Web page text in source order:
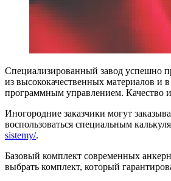
Специализированный завод успешно
из высококачественных материалов и
программным управлением. Качество
Иногородние заказчики могут
воспользоваться специальным
sistemy/.
Базовый комплект современных
выбрать комплект, который